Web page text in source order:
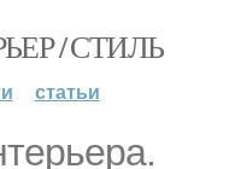
/ СТИЛЬ
статьи